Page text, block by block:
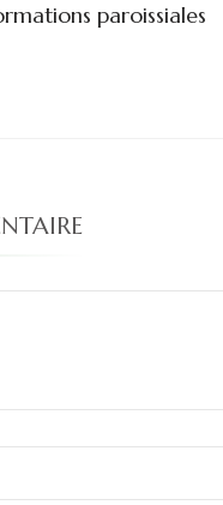
paroissiales